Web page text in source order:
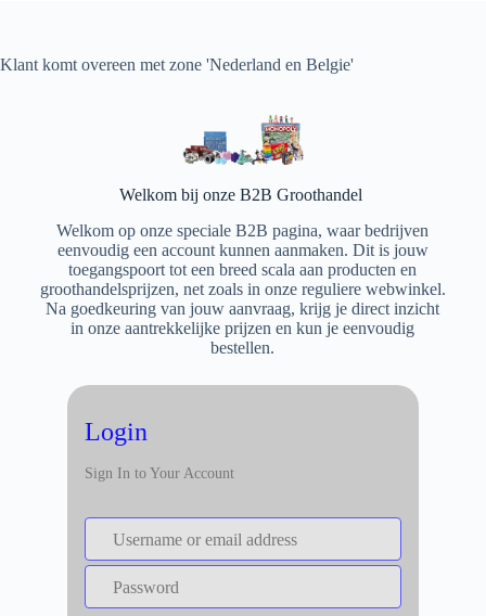
Klant komt overeen met zone 'Nederland en Belgie'
Welkom bij onze B2B Groothandel
Welkom op onze speciale B2B pagina, waar bedrijven
eenvoudig een account kunnen aanmaken. Dit is jouw
toegangspoort tot een breed scala aan producten en
groothandelsprijzen, net zoals in onze reguliere webwinkel.
Na goedkeuring van jouw aanvraag, krijg je direct inzicht
in onze aantrekkelijke prijzen en kun je eenvoudig
bestellen.
Login
Sign In to Your Account
Username or email address
Username or email address
Password
Password